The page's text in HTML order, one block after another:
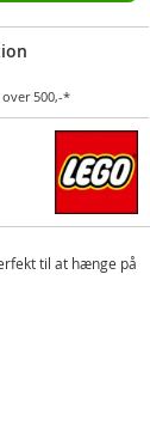
500,-*
til at hænge på